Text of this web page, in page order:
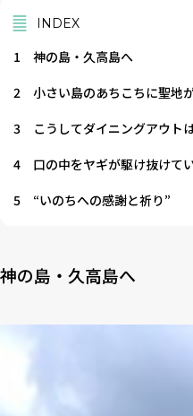
INDEX
1
神の島・久高島へ
2
小さい島のあちこちに聖地
3
こうしてダイニングアウト
4
口の中をヤギが駆け抜けて
5
“いのちへの感謝と祈り”
神の島・久高島へ